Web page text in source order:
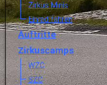
Zirkus Minis
Einrad fahren
Auftritte
Zirkuscamps
WZC
SZC